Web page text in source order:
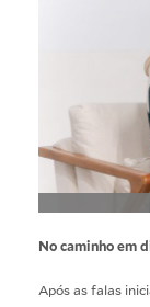
No caminho em
Após as falas